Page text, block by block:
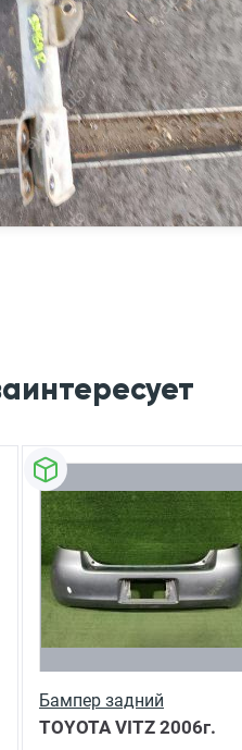
Бампер задний
TOYOTA VITZ 2006г.